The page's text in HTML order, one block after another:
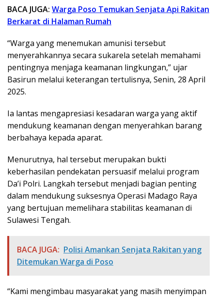
BACA JUGA: Warga Poso Temukan Senjata Api Rakitan
Berkarat di Halaman Rumah
“Warga yang menemukan amunisi tersebut
menyerahkannya secara sukarela setelah memahami
pentingnya menjaga keamanan lingkungan,” ujar
Basirun melalui keterangan tertulisnya, Senin, 28 April
2025.
Ia lantas mengapresiasi kesadaran warga yang aktif
mendukung keamanan dengan menyerahkan barang
berbahaya kepada aparat.
Menurutnya, hal tersebut merupakan bukti
keberhasilan pendekatan persuasif melalui program
Da’i Polri. Langkah tersebut menjadi bagian penting
dalam mendukung suksesnya Operasi Madago Raya
yang bertujuan memelihara stabilitas keamanan di
Sulawesi Tengah.
BACA JUGA: Polisi Amankan Senjata Rakitan yang
Ditemukan Warga di Poso
“Kami mengimbau masyarakat yang masih menyimpan